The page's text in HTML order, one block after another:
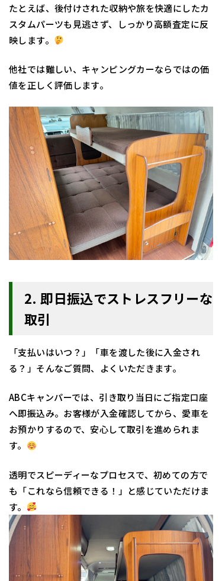
たとえば、後付けされた収納や旅を快適にしたカ
スタムパーツも見逃さず、しっかり高額査定に反
映します。
他社では難しい、キャンピングカーならではの価
値を正しく評価します。
2.即日振込でストレスフリーな
取引
「支払いはいつ？」「車を渡した後に入金され
る？」そんなご質問、よくいただきます。
ABCキャンパーでは、引き取り当日にご指定口座
へ即振込み。お客様が入金確認してから、愛車を
お預かりするので、安心して取引を進められま
す。
透明でスピーディーなプロセスで、初めての方で
も「これなら信頼できる！」と感じていただけま
す。